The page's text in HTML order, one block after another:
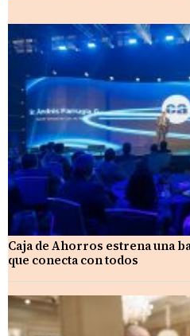
Caja de Ahorros estrena una
que conecta con todos